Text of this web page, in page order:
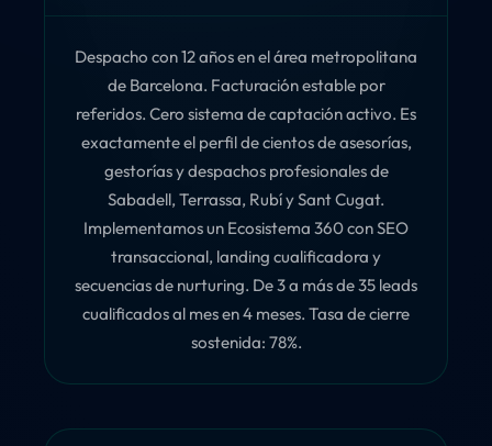
Despacho con 12 años en el área metropolitana
de Barcelona. Facturación estable por
referidos. Cero sistema de captación activo. Es
exactamente el perfil de cientos de asesorías,
gestorías y despachos profesionales de
Sabadell, Terrassa, Rubí y Sant Cugat.
Implementamos un Ecosistema 360 con SEO
transaccional, landing cualificadora y
secuencias de nurturing. De 3 a más de 35 leads
cualificados al mes en 4 meses. Tasa de cierre
sostenida: 78%.